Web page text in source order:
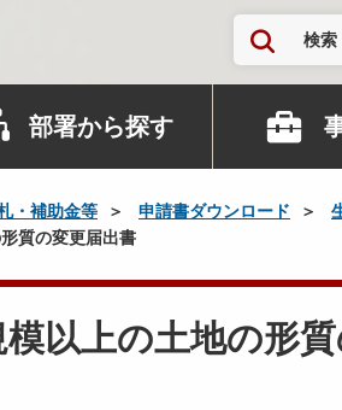
検索
部署から探す
・補助金等 申請書ダウンロード
質の変更届出書
以上の土地の形